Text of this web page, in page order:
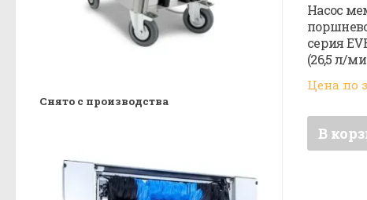
Насос
серия
(26,5 л/
Цена по
В
Снято с производства